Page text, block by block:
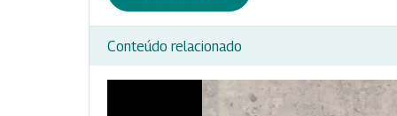
Conteúdo relacionado